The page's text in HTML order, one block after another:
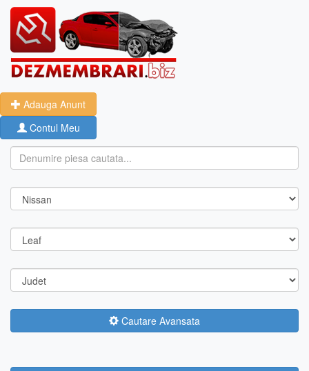
Adauga Anunt
Contul Meu
Cautare Avansata